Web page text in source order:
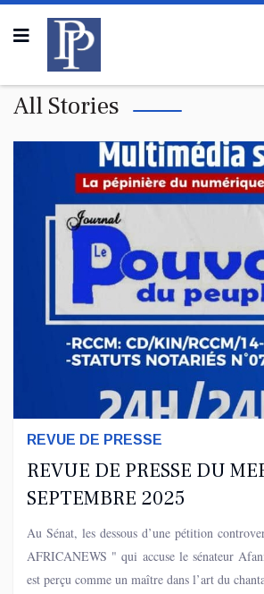
All Stories
REVUE DE PRESSE
REVUE DE PRESSE DU
SEPTEMBRE 2025
Au Sénat, les dessous d’une pétition
AFRICANEWS " qui accuse le sénateur
est perçu comme un maître dans l’art du